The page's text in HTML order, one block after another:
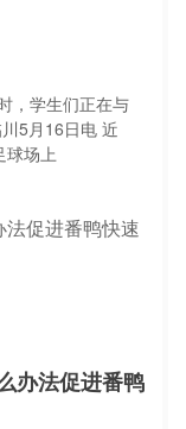
，学生们正在与
5月16日电 近
球场上
办法促进番鸭